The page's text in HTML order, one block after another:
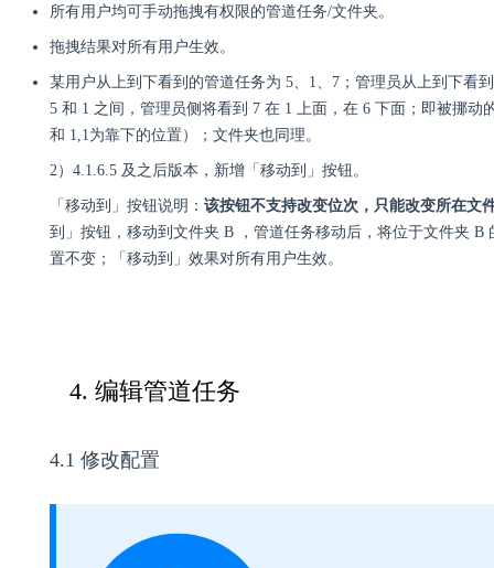
所有用户均可手动拖拽有权限的管道任务/文件夹。
拖拽结果对所有用户生效。
某用户从上到下看到的管道任务为 5、1、7；管理员从上到下看
5 和 1 之间，管理员侧将看到 7 在 1 上面，在 6 下面；即被挪
和 1,1为靠下的位置）；文件夹也同理。
2） 4.1.6.5 及之后版本，新增 「 移动到 」 按钮。
「 移动到 」 按钮说明： 该按钮不支持改变位次，只能改变所在文
到 」 按钮，移动到文件夹 B ，管道任务移动后，将位于文件夹 B
置不变；
「 移动到 」效果对所有用户生效。
4. 编辑管道任务
4.1 修改配置